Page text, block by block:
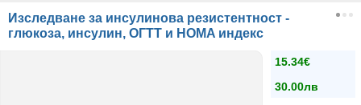
Изследване за инсулинова резистентност -
глюкоза, инсулин, ОГТТ и HOMA индекс
15.34€
30.00лв